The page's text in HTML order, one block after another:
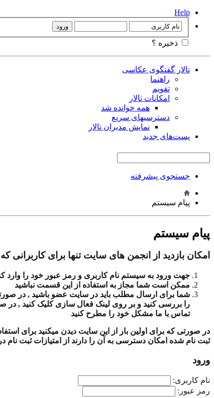
Help
ذخیره ؟
تالار گفتگوی عکاسی
راهنما
تقویم
امکانات تالار
همه خوانده شد
دسترسیهای سریع
نمایش مدیران تالار
پست‌های جدید
جستجوی پیشرفته
پیام سیستم
پیام سیستم
امکان بازدید از انجمن های سایت تنها برای کاربرانی
جهت ورود به سیستم نام کاربری و رمز عبور خود را وارد
ممکن است شما مجاز به استفاده از این قسمت نباشید
شما برای ارسال مطلب باید در سایت عضو باشید , در
را بررسی کنید و بر روی لینک فعال سازی کلیک کنید ,
تماس با ما مشکل خود را مطرح کنید
در صورتی که برای اولین بار از این سایت دیدن میکنید برای
ثبت نام شده امکان دسترسی به آن را دارند از امتیازات ثبت نام
ورود
نام کاربری:
رمز عبور: